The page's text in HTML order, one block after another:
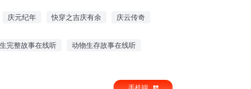
庆元纪年 快穿之吉庆有余 庆云传奇
完整故事在线听 动物生存故事在线听